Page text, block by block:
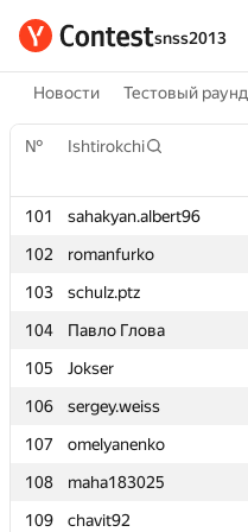
snss2013
Новости Тестовый раунд
№ Ishtirokchi
101 sahakyan.albert96
102
romanfurko
103
schulz.ptz
104
Павло Глова
105
Jokser
106
sergey.weiss
107
omelyanenko
108
maha183025
109
chavit92
№ Ishtirokchi
101 sahakyan.albert96
102
romanfurko
103
schulz.ptz
104
Павло Глова
105
Jokser
106
sergey.weiss
107
omelyanenko
108
maha183025
109
chavit92